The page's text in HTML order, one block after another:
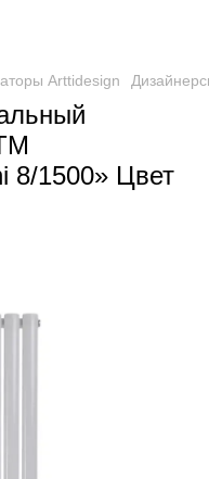
Arttidesign
8/1500» Цвет